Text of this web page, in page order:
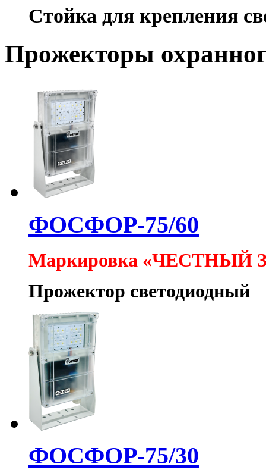
Стойка для крепления
Прожекторы
ФОСФОР-75/60
Маркировка «ЧЕСТНЫЙ
Прожектор светодиодный
ФОСФОР-75/30